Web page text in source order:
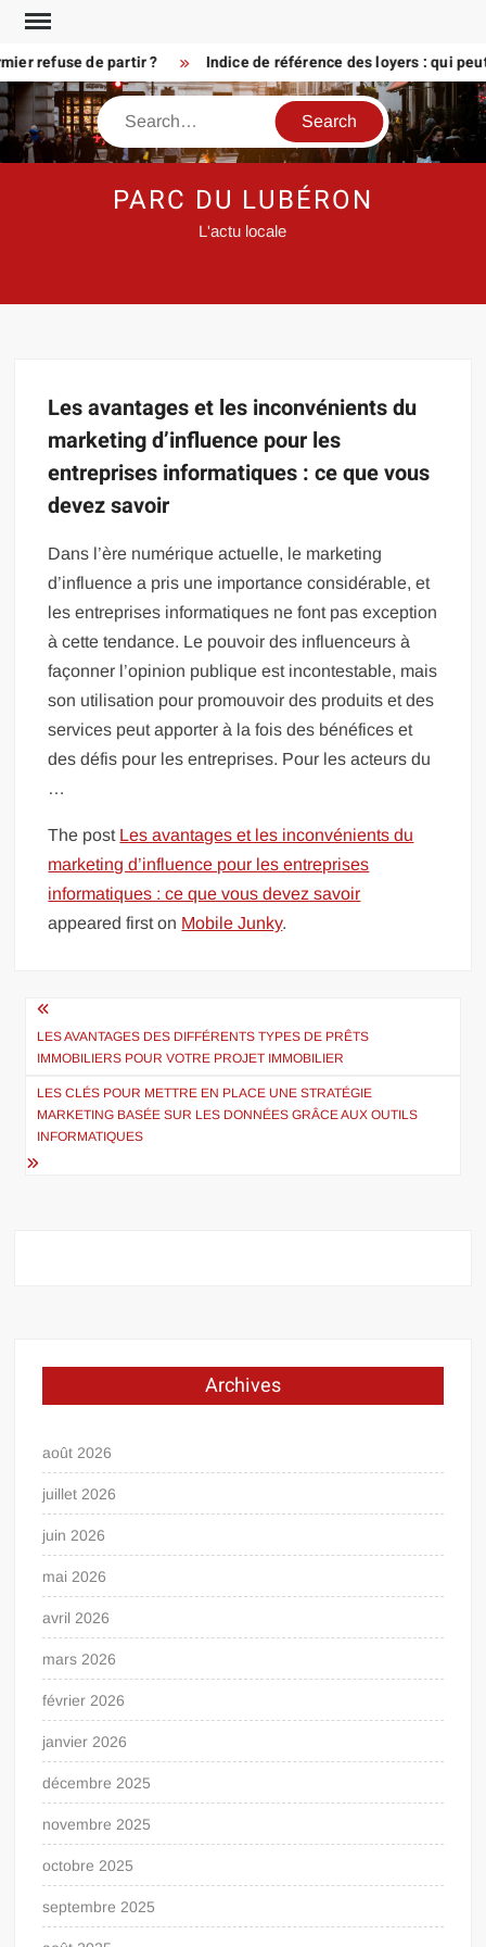
Skip
contentrefuse de partir ? Indice de référence des loyers : qui
Search
PARC DU LUBÉRON
L'actu locale
Les avantages et les inconvénients du
marketing d’influence pour les
entreprises informatiques : ce que vous
devez savoir
Dans l’ère numérique actuelle, le marketing
d’influence a pris une importance considérable, et
les entreprises informatiques ne font pas exception
à cette tendance. Le pouvoir des influenceurs à
façonner l’opinion publique est incontestable, mais
son utilisation pour promouvoir des produits et des
services peut apporter à la fois des bénéfices et
des défis pour les entreprises. Pour les acteurs du
…
The post Les avantages et les inconvénients du
marketing d’influence pour les entreprises
informatiques : ce que vous devez savoir
appeared first on Mobile Junky.
Navigation
de
l’article
LES AVANTAGES DES DIFFÉRENTS TYPES DE PRÊTS
IMMOBILIERS POUR VOTRE PROJET IMMOBILIER
LES CLÉS POUR METTRE EN PLACE UNE STRATÉGIE
MARKETING BASÉE SUR LES DONNÉES GRÂCE AUX OUTILS
INFORMATIQUES
Archives
août 2026
juillet 2026
juin 2026
mai 2026
avril 2026
mars 2026
février 2026
janvier 2026
décembre 2025
novembre 2025
octobre 2025
septembre 2025